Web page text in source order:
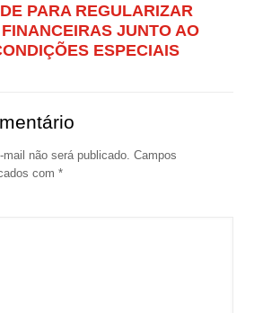
PARA REGULARIZAR
JUNTO AO
ESPECIAIS
não será publicado. Campos
com *